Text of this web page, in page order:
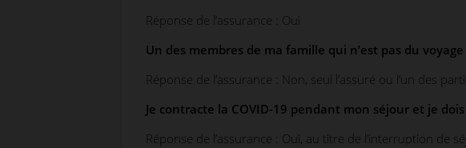
Réponse de l’assurance : Oui
Un des membres de ma famille qui n’est pas du
Réponse de l’assurance : Non, seul l’assuré ou l’un des
Je contracte la COVID-19 pendant mon séjour et je
Réponse de l’assurance : Oui, au titre de l’interruption